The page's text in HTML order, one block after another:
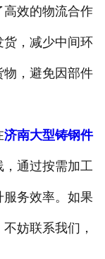
高效的物流合作
，减少中间环
，避免因部件
济南大型铸钢件
通过按需加工
务效率。如果
妨联系我们，